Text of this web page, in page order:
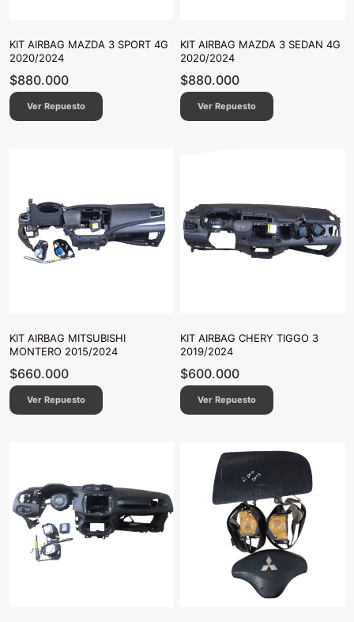
KIT AIRBAG MAZDA 3 SPORT 4G
2020/2024
$880.000
Ver Repuesto
KIT AIRBAG MAZDA 3 SEDAN 4G
2020/2024
$880.000
Ver Repuesto
KIT AIRBAG MITSUBISHI
MONTERO 2015/2024
$660.000
Ver Repuesto
KIT AIRBAG CHERY TIGGO 3
2019/2024
$600.000
Ver Repuesto